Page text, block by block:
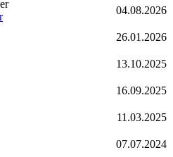
04.08.2026
26.01.2026
13.10.2025
16.09.2025
11.03.2025
07.07.2024